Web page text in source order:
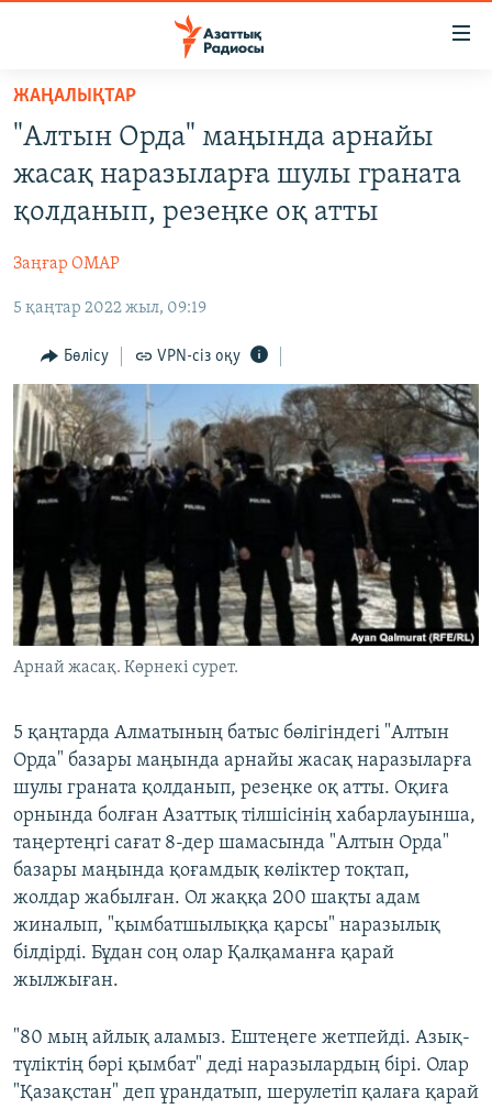
Skip
main
content
to
main
Navigation
Skip
Search
ЖАҢАЛЫҚТАР
АДАМ ҚҰҚЫҚТАРЫ
ӘЛЕУМЕТ
ӘЛЕМ
АРНАЙЫ ЖОБАЛАР
Русский
Басқа тілдерде
ЖАҢАЛЫҚТАР
"Алтын Орда" маңында арнайы
жасақ наразыларға шулы граната
қолданып, резеңке оқ атты
Заңғар ОМАР
5 қаңтар 2022 жыл, 09:19
Бөлісу VPN-сіз оқу
Арнай жасақ. Көрнекі сурет.
5 қаңтарда Алматының батыс бөлігіндегі "Алтын
Орда" базары маңында арнайы жасақ наразыларға
шулы граната қолданып, резеңке оқ атты. Оқиға
орнында болған Азаттық тілшісінің хабарлауынша,
таңертеңгі сағат 8-дер шамасында "Алтын Орда"
базары маңында қоғамдық көліктер тоқтап,
жолдар жабылған. Ол жаққа 200 шақты адам
жиналып, "қымбатшылыққа қарсы" наразылық
білдірді. Бұдан соң олар Қалқаманға қарай
жылжыған.
"80 мың айлық аламыз. Ештеңеге жетпейді. Азық-
түліктің бәрі қымбат" деді наразылардың бірі. Олар
"Қазақстан" деп ұрандатып, шерулетіп қалаға қарай